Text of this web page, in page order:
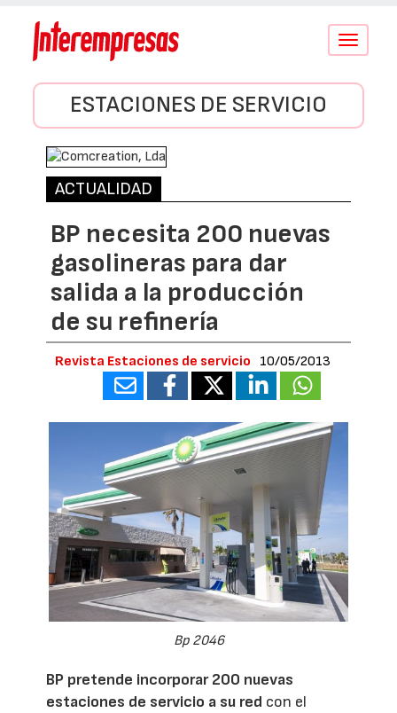
Conmutar
ESTACIONES DE SERVICIO
ACTUALIDAD
BP necesita 200 nuevas
gasolineras para dar
salida a la producción
de su refinería
Revista Estaciones de servicio 10/05/2013
Bp 2046
BP pretende incorporar 200 nuevas
estaciones de servicio a su red con el